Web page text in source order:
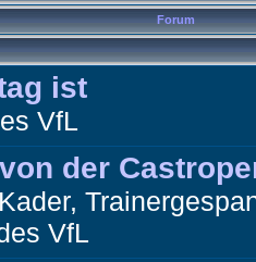
Forum
ist
VfL
der
VfL